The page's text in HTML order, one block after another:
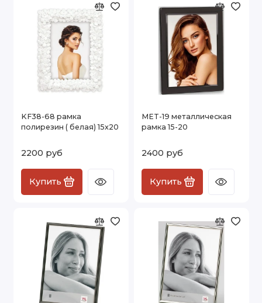
KF38-68 рамка
полирезин ( белая) 15х20
2200 руб
Купить
MET-19 металлическая
рамка 15-20
2400 руб
Купить